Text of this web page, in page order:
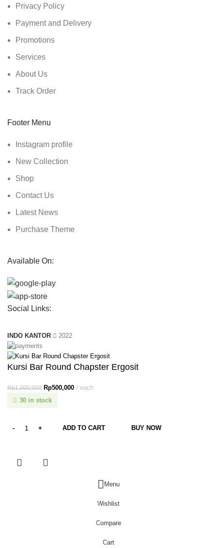
Privacy Policy
Payment and Delivery
Promotions
Services
About Us
Track Order
Footer Menu
Instagram profile
New Collection
Shop
Contact Us
Latest News
Purchase Theme
Available On:
Social Links:
INDO KANTOR 2022
Kursi Bar Round Chapster Ergosit
Rp1,000,000 Rp500,000
each
30 in stock
ADD TO CART BUY NOW
Menu
0
Wishlist
0Compare
0Cart